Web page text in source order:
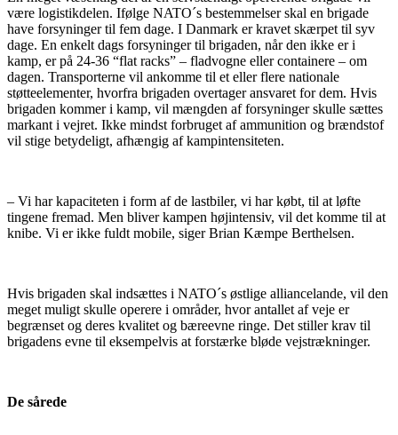
være logistikdelen. Ifølge NATO´s bestemmelser skal en brigade
have forsyninger til fem dage. I Danmark er kravet skærpet til syv
dage. En enkelt dags forsyninger til brigaden, når den ikke er i
kamp, er på 24-36 “flat racks” – fladvogne eller containere – om
dagen. Transporterne vil ankomme til et eller flere nationale
støtteelementer, hvorfra brigaden overtager ansvaret for dem. Hvis
brigaden kommer i kamp, vil mængden af forsyninger skulle sættes
markant i vejret. Ikke mindst forbruget af ammunition og brændstof
vil stige betydeligt, afhængig af kampintensiteten.
– Vi har kapaciteten i form af de lastbiler, vi har købt, til at løfte
tingene fremad. Men bliver kampen højintensiv, vil det komme til at
knibe. Vi er ikke fuldt mobile, siger Brian Kæmpe Berthelsen.
Hvis brigaden skal indsættes i NATO´s østlige alliancelande, vil den
meget muligt skulle operere i områder, hvor antallet af veje er
begrænset og deres kvalitet og bæreevne ringe. Det stiller krav til
brigadens evne til eksempelvis at forstærke bløde vejstrækninger.
De sårede